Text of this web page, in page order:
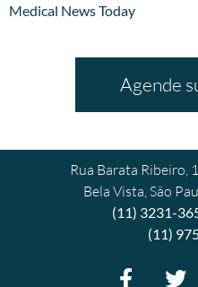
Medical News Today
Agende
Rua Barata Ribeiro,
Bela Vista, São
(11) 3231-
(11)